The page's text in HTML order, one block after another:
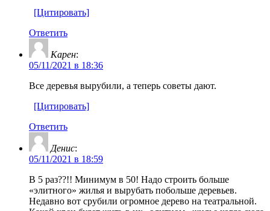
[Цитировать]
Ответить
Карен:
05/11/2021 в 18:36
Все деревья вырубили, а теперь советы дают.
[Цитировать]
Ответить
Денис:
05/11/2021 в 18:59
В 5 раз??!! Минимум в 50! Надо строить больше
«элитного» жилья и вырубать побольше деревьев.
Недавно вот срубили огромное дерево на театральной.